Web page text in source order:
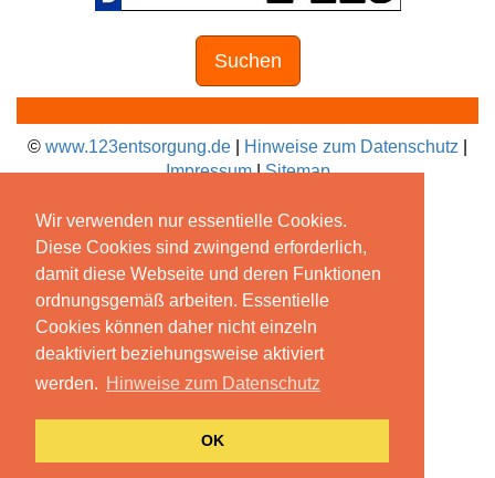
Wir verwenden nur essentielle Cookies.
Diese Cookies sind zwingend erforderlich,
damit diese Webseite und deren Funktionen
ordnungsgemäß arbeiten. Essentielle
Cookies können daher nicht einzeln
deaktiviert beziehungsweise aktiviert
werden. Hinweise zum Datenschutz
OK
Suchen
© www.123entsorgung.de Hinweise zum Datenschutz
Impressum|Sitemap